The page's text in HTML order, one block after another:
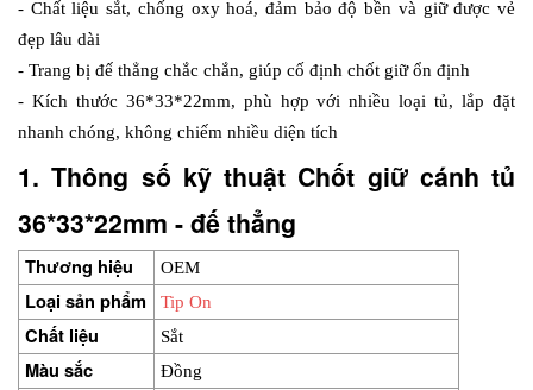
- Chất liệu sắt, chống oxy hoá, đảm bảo độ bền và giữ được vẻ
đẹp lâu dài
- Trang bị đế thẳng chắc chắn, giúp cố định chốt giữ ổn định
- Kích thước 36*33*22mm, phù hợp với nhiều loại tủ, lắp đặt
nhanh chóng, không chiếm nhiều diện tích
1. Thông số kỹ thuật Chốt giữ cánh tủ
36*33*22mm - đế thẳng
Thương hiệu OEM
Loại sản phẩm Tip On
Chất liệu Sắt
Màu sắc Đồng